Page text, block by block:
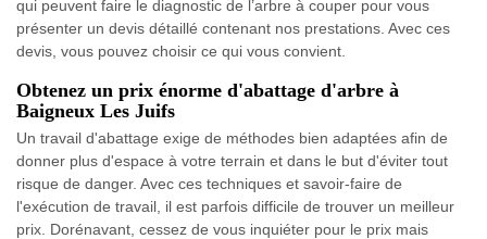
qui peuvent faire le diagnostic de l’arbre à couper pour vous
présenter un devis détaillé contenant nos prestations. Avec ces
devis, vous pouvez choisir ce qui vous convient.
Obtenez un prix énorme d'abattage d'arbre à
Baigneux Les Juifs
Un travail d'abattage exige de méthodes bien adaptées afin de
donner plus d'espace à votre terrain et dans le but d'éviter tout
risque de danger. Avec ces techniques et savoir-faire de
l'exécution de travail, il est parfois difficile de trouver un meilleur
prix. Dorénavant, cessez de vous inquiéter pour le prix mais